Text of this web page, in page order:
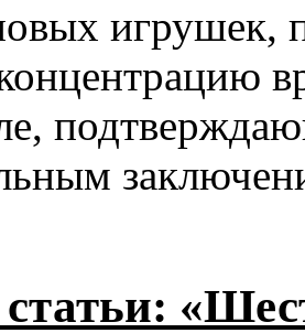
игрушек,